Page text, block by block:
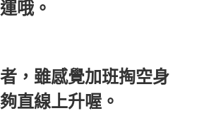
哦。
，雖感覺加班掏空身
直線上升喔。